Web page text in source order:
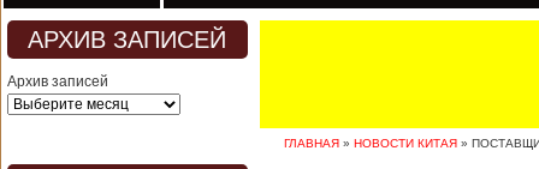
АРХИВ ЗАПИСЕЙ
Архив записей
ГЛАВНАЯ » НОВОСТИ КИТАЯ »